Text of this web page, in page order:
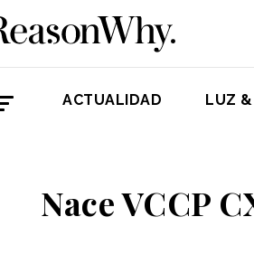
ACTUALIDAD LUZ &
Nace VCCP